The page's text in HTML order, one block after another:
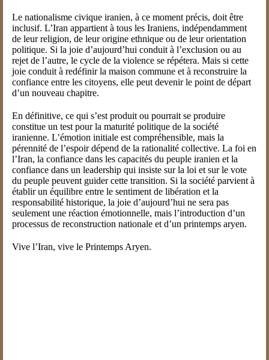
Le nationalisme civique iranien, à ce moment précis, doit être
inclusif. L’Iran appartient à tous les Iraniens, indépendamment
de leur religion, de leur origine ethnique ou de leur orientation
politique. Si la joie d’aujourd’hui conduit à l’exclusion ou au
rejet de l’autre, le cycle de la violence se répétera. Mais si cette
joie conduit à redéfinir la maison commune et à reconstruire la
confiance entre les citoyens, elle peut devenir le point de départ
d’un nouveau chapitre.
En définitive, ce qui s’est produit ou pourrait se produire
constitue un test pour la maturité politique de la société
iranienne. L’émotion initiale est compréhensible, mais la
pérennité de l’espoir dépend de la rationalité collective. La foi en
l’Iran, la confiance dans les capacités du peuple iranien et la
confiance dans un leadership qui insiste sur la loi et sur le vote
du peuple peuvent guider cette transition. Si la société parvient à
établir un équilibre entre le sentiment de libération et la
responsabilité historique, la joie d’aujourd’hui ne sera pas
seulement une réaction émotionnelle, mais l’introduction d’un
processus de reconstruction nationale et d’un printemps aryen.
Vive l’Iran, vive le Printemps Aryen.